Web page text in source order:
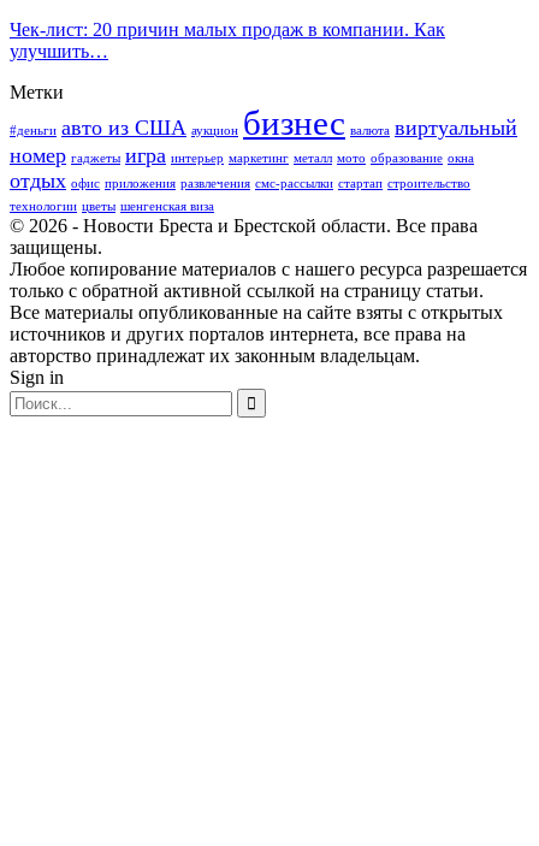
Чек-лист: 20 причин малых продаж в компании. Как
улучшить…
Метки
#деньги авто из США аукцион бизнес валюта виртуальный
номер гаджеты игра интерьер маркетинг металл мото образование окна
отдых офис приложения развлечения смс-рассылки стартап строительство
технологии цветы шенгенская виза
© 2026 - Новости Бреста и Брестской области. Все права
защищены.
Любое копирование материалов с нашего ресурса разрешается
только с обратной активной ссылкой на страницу статьи.
Все материалы опубликованные на сайте взяты с открытых
источников и других порталов интернета, все права на
авторство принадлежат их законным владельцам.
Sign in